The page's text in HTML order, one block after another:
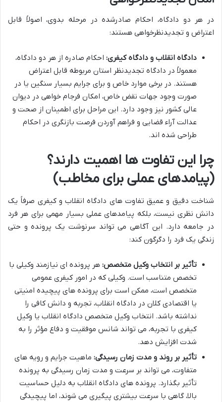
در هر دو دادگاه، احکام صادرشده در مرحله بدوی، اصولاً قابل
اعتراض و تجدیدنظرخواهی هستند:
دادگاه انقلاب و دادگاه کیفری: احکام صادره از هر دو دادگاه،
معمولاً در دادگاه تجدیدنظر استان مربوطه قابل اعتراض
هستند. در برخی موارد خاص و برای جرایم بسیار سنگین یا در
صورت وجود جهات نقض خاص، امکان فرجام خواهی در دیوان
عالی کشور نیز وجود دارد. این مراحل برای اطمینان از صحت و
عدالت آراء قضایی و فراهم آوردن فرصت بازنگری در احکام
طراحی شده اند.
چرا این تفاوت ها اهمیت دارند؟
(پیامدهای عملی برای مخاطب)
شناخت دقیق و عمیق تفاوت های دادگاه انقلاب و کیفری صرفاً یک
دانش نظری نیست، بلکه پیامدهای عملی بسیار مهمی برای هر فرد
در جامعه دارد. این آگاهی می تواند سرنوشت یک پرونده و حتی
زندگی یک فرد را دگرگون کند:
تأثیر بر انتخاب وکیل متخصص: هر پرونده ای نیازمند وکیلی با
تخصص متناسب است. وکیلی که در امور کیفری عمومی
متخصص است، ممکن است برای پرونده های پیچیده امنیتی
یا اقتصادی کلان در دادگاه انقلاب، تجربه و دانش کافی را
نداشته باشد. انتخاب وکیل متخصص دادگاه انقلاب یا وکیل
کیفری با تجربه، می تواند شانس موفقیت و دفاع مؤثر را به
شدت افزایش دهد.
تأثیر بر روند و مدت زمان رسیدگی: ماهیت جرایم و رویه های
متفاوت، می تواند بر سرعت و مدت زمان رسیدگی به پرونده
تأثیر بگذارد. پرونده های دادگاه انقلاب به دلیل حساسیت
بالا، گاهی با سرعت بیشتری پیگیری می شوند، اما پیچیدگی